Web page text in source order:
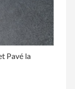
Pavé la